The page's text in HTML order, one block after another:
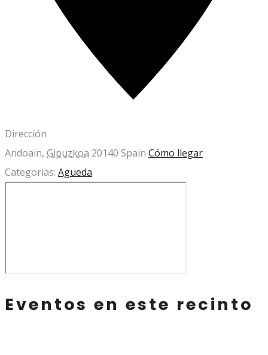
Dirección
Andoain, Gipuzkoa 20140 Spain Cómo llegar
Categorias: Agueda
Eventos en este recinto